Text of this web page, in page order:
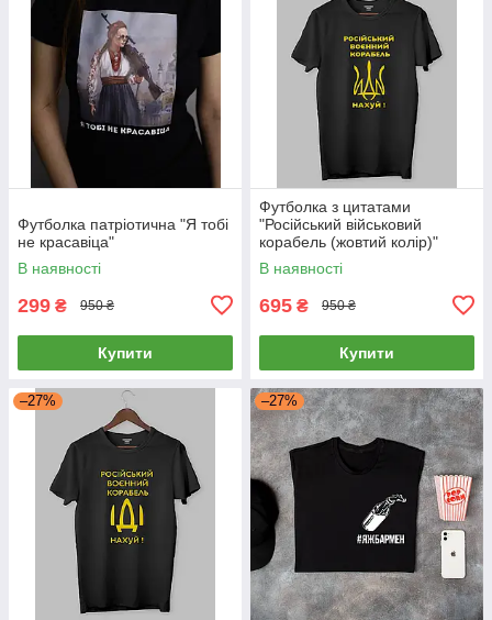
Футболка патріотична "Я тобі
не красавіца"
В наявності
299 ₴ 950 ₴
Купити
Футболка з цитатами
"Російський військовий
корабель (жовтий колір)"
В наявності
695 ₴ 950 ₴
Купити
–27% –27%